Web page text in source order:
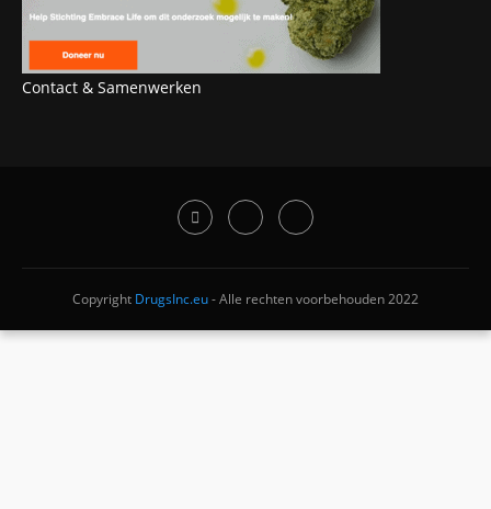
Contact & Samenwerken
Copyright DrugsInc.eu- Alle rechten voorbehouden 2022